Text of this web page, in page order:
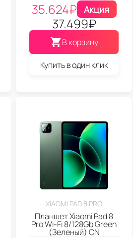
35.624₽ Акция
37.499₽
В корзину
Купить в один клик
XIAOMI PAD 8 PRO
Планшет Xiaomi Pad 8
Pro Wi-Fi 8/128Gb Green
(Зеленый) CN